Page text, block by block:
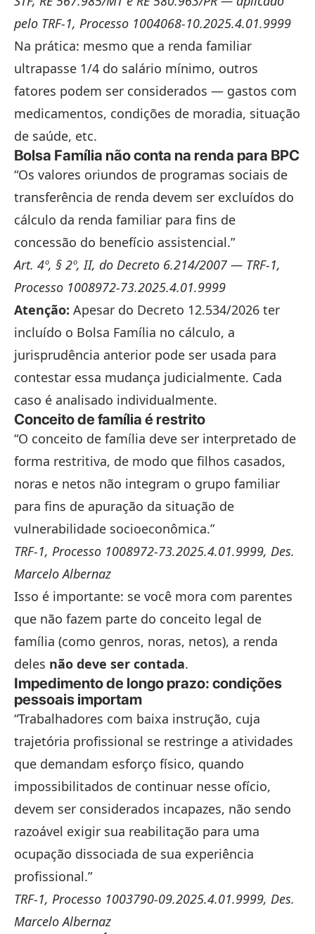
pelo TRF-1, Processo 1004068-10.2025.4.01.9999
Na prática: mesmo que a renda familiar
ultrapasse 1/4 do salário mínimo, outros
fatores podem ser considerados — gastos com
medicamentos, condições de moradia, situação
de saúde, etc.
Bolsa Família não conta na renda para BPC
“Os valores oriundos de programas sociais de
transferência de renda devem ser excluídos do
cálculo da renda familiar para fins de
concessão do benefício assistencial.”
Art. 4º, § 2º, II, do Decreto 6.214/2007 — TRF-1,
Processo 1008972-73.2025.4.01.9999
Atenção: Apesar do Decreto 12.534/2026 ter
incluído o Bolsa Família no cálculo, a
jurisprudência anterior pode ser usada para
contestar essa mudança judicialmente. Cada
caso é analisado individualmente.
Conceito de família é restrito
“O conceito de família deve ser interpretado de
forma restritiva, de modo que filhos casados,
noras e netos não integram o grupo familiar
para fins de apuração da situação de
vulnerabilidade socioeconômica.”
TRF-1, Processo 1008972-73.2025.4.01.9999, Des.
Marcelo Albernaz
Isso é importante: se você mora com parentes
que não fazem parte do conceito legal de
família (como genros, noras, netos), a renda
deles não deve ser contada.
Impedimento de longo prazo: condições
pessoais importam
“Trabalhadores com baixa instrução, cuja
trajetória profissional se restringe a atividades
que demandam esforço físico, quando
impossibilitados de continuar nesse ofício,
devem ser considerados incapazes, não sendo
razoável exigir sua reabilitação para uma
ocupação dissociada de sua experiência
profissional.”
TRF-1, Processo 1003790-09.2025.4.01.9999, Des.
Marcelo Albernaz